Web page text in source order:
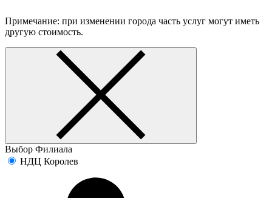
Примечание: при изменении города часть услуг могут иметь
другую стоимость.
Выбор Филиала
НДЦ Королев